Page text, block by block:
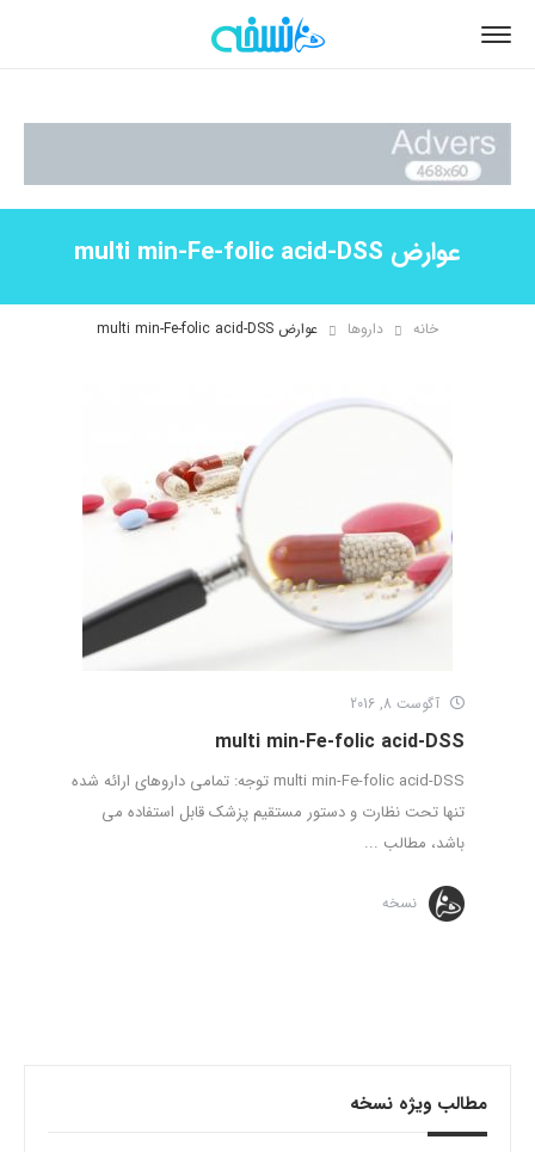
عوارض multi min-Fe-folic acid-DSS
خانه داروها عوارض multi min-Fe-folic acid-DSS
آگوست 8, 2016
multi min-Fe-folic acid-DSS
multi min-Fe-folic acid-DSS توجه: تمامی داروهای ارائه شده
تنها تحت نظارت و دستور مستقیم پزشک قابل استفاده می
باشد، مطالب ...
نسخه
مطالب ویژه نسخه